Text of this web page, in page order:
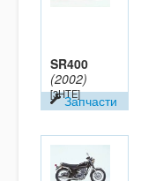
SR400
(2002)
[3HTE]Запчасти